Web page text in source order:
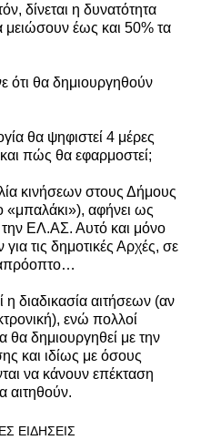
δίνεται η δυνατότητα
μειώσουν έως και 50% τα
ότι θα δημιουργηθούν
θα ψηφιστεί 4 μέρες
πώς θα εφαρμοστεί;
κινήσεων στους Δήμους
«μπαλάκι»), αφήνει ως
ΕΛ.ΑΣ. Αυτό και μόνο
τις δημοτικές Αρχές, σε
η διαδικασία αιτήσεων (αν
ενώ πολλοί
θα δημιουργηθεί με την
και ιδίως με όσους
να κάνουν επέκταση
αιτηθούν.
ΕΙΔΗΣΕΙΣ